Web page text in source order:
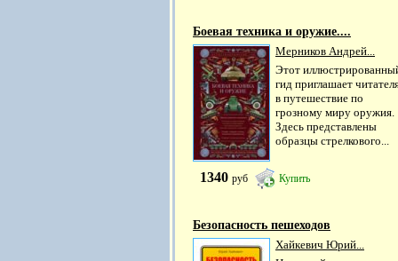
Боевая техника и оружие....
Мерников Андрей...
Этот
гид приглашает
в путешествие по
грозному миру оружия.
Здесь представлены
образцы стрелкового...
1340 руб Купить
Безопасность пешеходов
Хайкевич Юрий...